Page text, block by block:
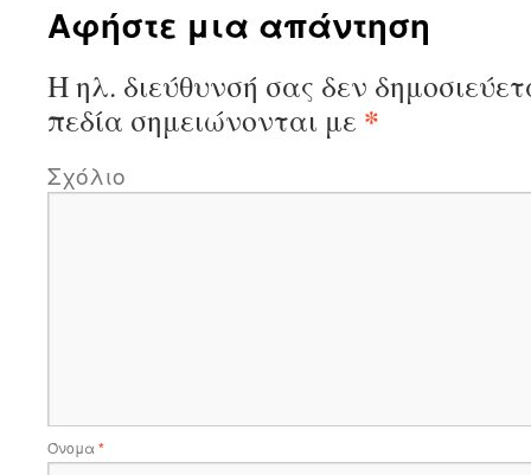
Αφήστε μια απάντηση
Η ηλ. διεύθυνσή σας δεν
πεδία σημειώνονται με *
Σχόλιο
Όνομα*